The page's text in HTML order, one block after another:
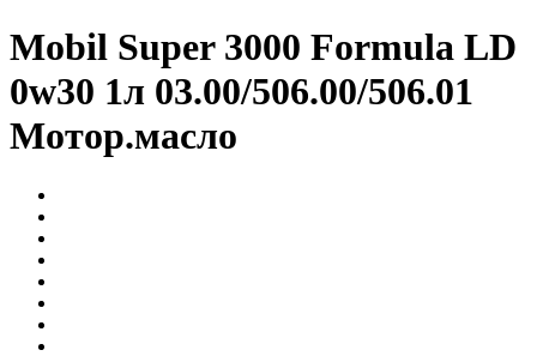
Mobil Super 3000 Formula LD
0w30 1л 03.00/506.00/506.01
Мотор.масло